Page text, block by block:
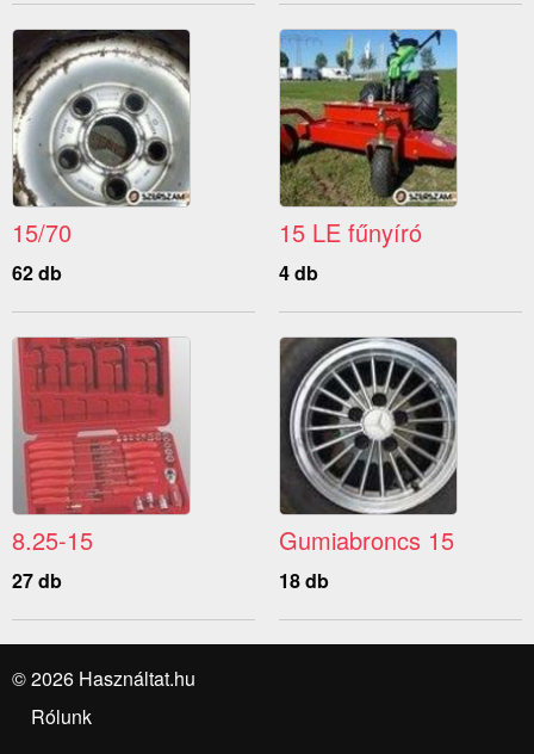
15/70
62 db
15 LE fűnyíró
4 db
8.25-15
27 db
Gumiabroncs 15
18 db
© 2026 Használtat.hu
Rólunk